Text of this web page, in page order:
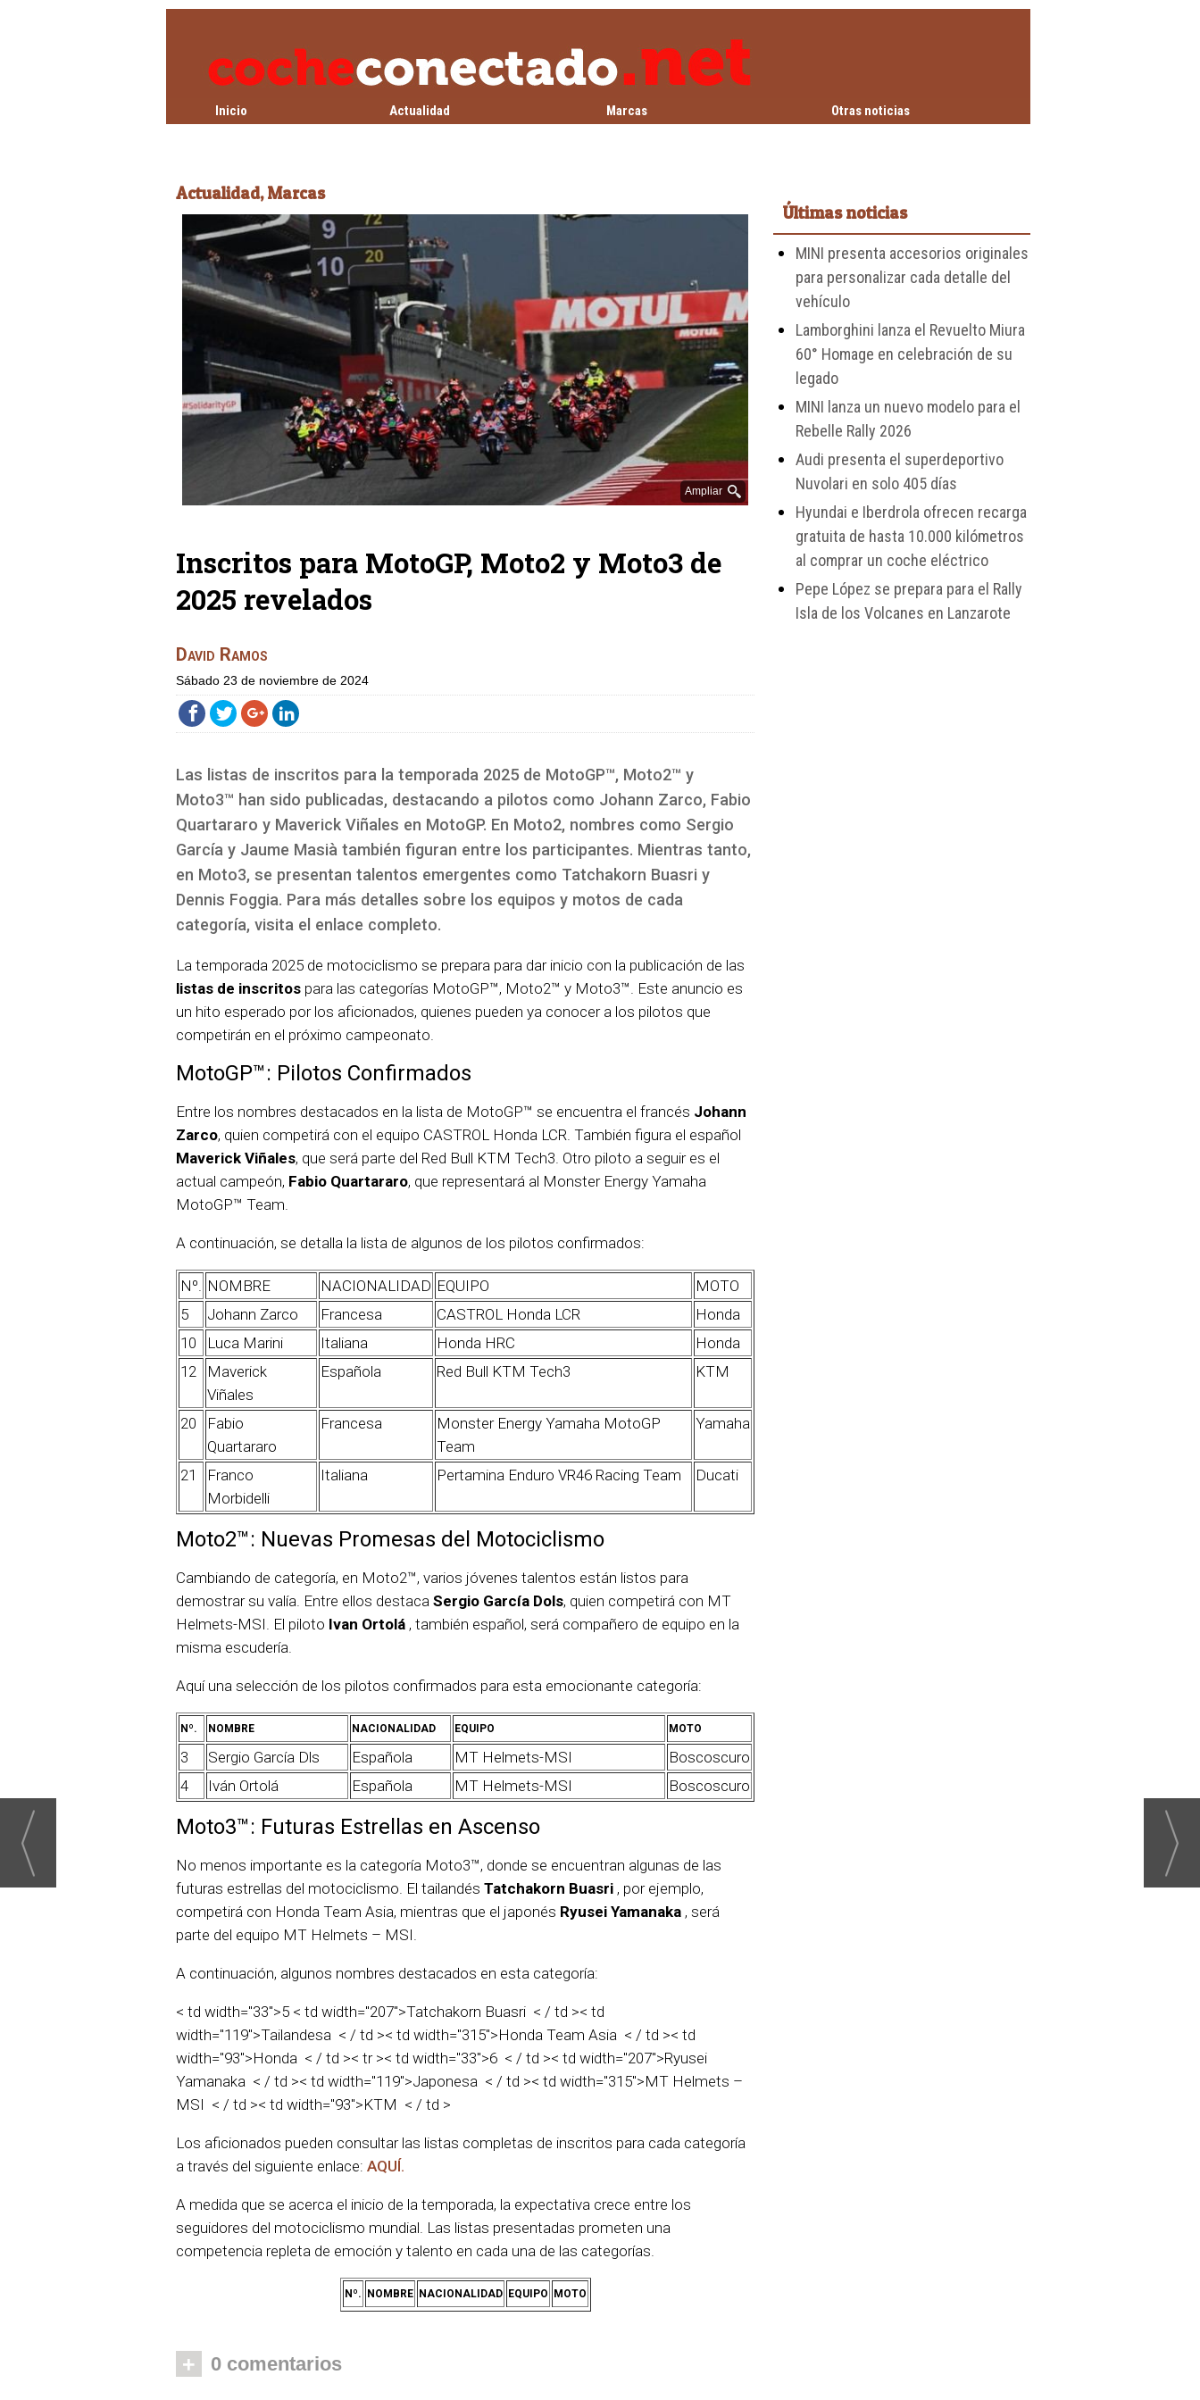
Inicio Actualidad Marcas Otras noticias
Actualidad,Marcas
Ampliar
Inscritos para MotoGP, Moto2 y Moto3 de
2025 revelados
David Ramos
sábado 23 de noviembre de 2024
Las listas de inscritos para la temporada 2025 de MotoGP™, Moto2™ y
Moto3™ han sido publicadas, destacando a pilotos como Johann Zarco, Fabio
Quartararo y Maverick Viñales en MotoGP. En Moto2, nombres como Sergio
García y Jaume Masià también figuran entre los participantes. Mientras tanto,
en Moto3, se presentan talentos emergentes como Tatchakorn Buasri y
Dennis Foggia. Para más detalles sobre los equipos y motos de cada
categoría, visita el enlace completo.
La temporada 2025 de motociclismo se prepara para dar inicio con la publicación de las
listas de inscritos para las categorías MotoGP™, Moto2™ y Moto3™. Este anuncio es
un hito esperado por los aficionados, quienes pueden ya conocer a los pilotos que
competirán en el próximo campeonato.
MotoGP™: Pilotos Confirmados
Entre los nombres destacados en la lista de MotoGP™ se encuentra el francés Johann
Zarco, quien competirá con el equipo CASTROL Honda LCR. También figura el español
Maverick Viñales, que será parte del Red Bull KTM Tech3. Otro piloto a seguir es el
actual campeón, Fabio Quartararo, que representará al Monster Energy Yamaha
MotoGP™ Team.
A continuación, se detalla la lista de algunos de los pilotos confirmados:
Nº. NOMBRE NACIONALIDAD EQUIPO
MOTO
5
Johann Zarco Francesa CASTROL Honda LCR
Honda
10
Luca Marini Italiana Honda HRC
Honda
12
Maverick
Viñales
Española Red Bull KTM Tech3 KTM
20
Fabio
Quartararo
Francesa
Monster Energy Yamaha MotoGP
Team
Yamaha
21
Franco
Morbidelli
Italiana Pertamina Enduro VR46 Racing Team Ducati
Moto2™: Nuevas Promesas del Motociclismo
Cambiando de categoría, en Moto2™, varios jóvenes talentos están listos para
demostrar su valía. Entre ellos destaca Sergio García Dols, quien competirá con MT
Helmets-MSI. El piloto Ivan Ortolá , también español, será compañero de equipo en la
misma escudería.
Aquí una selección de los pilotos confirmados para esta emocionante categoría:
Nº. NOMBRE NACIONALIDAD EQUIPO MOTO
3 Sergio García Dls Española MT Helmets-MSI
Boscoscuro
4
Iván Ortolá Española MT Helmets-MSI Boscoscuro
Moto3™: Futuras Estrellas en Ascenso
No menos importante es la categoría Moto3™, donde se encuentran algunas de las
futuras estrellas del motociclismo. El tailandés Tatchakorn Buasri , por ejemplo,
competirá con Honda Team Asia, mientras que el japonés Ryusei Yamanaka , será
parte del equipo MT Helmets – MSI.
A continuación, algunos nombres destacados en esta categoría:
< td width="33">5 < td width="207">Tatchakorn Buasri < / td >< td
width="119">Tailandesa < / td >< td width="315">Honda Team Asia < / td >< td
width="93">Honda < / td >< tr >< td width="33">6 < / td >< td width="207">Ryusei
Yamanaka < / td >< td width="119">Japonesa < / td >< td width="315">MT Helmets –
MSI < / td >< td width="93">KTM < / td >
Los aficionados pueden consultar las listas completas de inscritos para cada categoría
a través del siguiente enlace: AQUÍ.
A medida que se acerca el inicio de la temporada, la expectativa crece entre los
seguidores del motociclismo mundial. Las listas presentadas prometen una
competencia repleta de emoción y talento en cada una de las categorías.
Nº. NOMBRE NACIONALIDAD EQUIPO MOTO
+ 0 comentarios
Últimas noticias
MINI presenta accesorios originales
para personalizar cada detalle del
vehículo
Lamborghini lanza el Revuelto Miura
60° Homage en celebración de su
legado
MINI lanza un nuevo modelo para el
Rebelle Rally 2026
Audi presenta el superdeportivo
Nuvolari en solo 405 días
Hyundai e Iberdrola ofrecen recarga
gratuita de hasta 10.000 kilómetros
al comprar un coche eléctrico
Pepe López se prepara para el Rally
Isla de los Volcanes en Lanzarote